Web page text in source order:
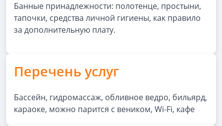
Банные принадлежности: полотенце, простыни,
тапочки, средства личной гигиены, как правило
за дополнительную плату.
Перечень услуг
Бассейн, гидромассаж, обливное ведро, бильярд,
караоке, можно парится с веником, Wi-Fi, кафе